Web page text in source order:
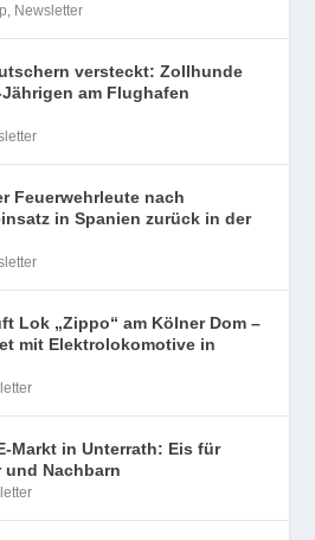
, Newsletter
versteckt: Zollhunde
am Flughafen
Feuerwehrleute nach
in Spanien zurück in der
Lok „Zippo“ am Kölner Dom –
mit Elektrolokomotive in
Markt in Unterrath: Eis für
und Nachbarn